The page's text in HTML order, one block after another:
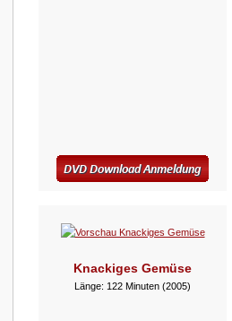
Knackiges Gemüse
Länge: 122 Minuten (2005)